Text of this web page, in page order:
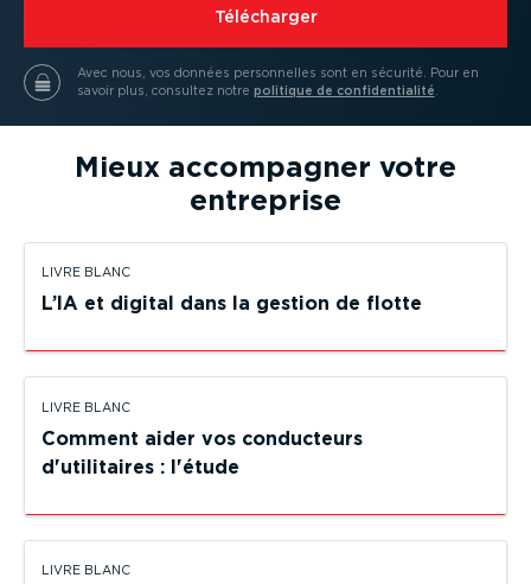
⁠Télécharger
Avec nous, vos données person­nelles sont en sécurité. Pour en
savoir plus, consultez notre politique de confi­den­tialité.
Mieux accompagner votre
entreprise
LIVRE BLANC
L’IA et digital dans la gestion de flotte
LIVRE BLANC
Comment aider vos conducteurs
d'utilitaires : l'étude
LIVRE BLANC